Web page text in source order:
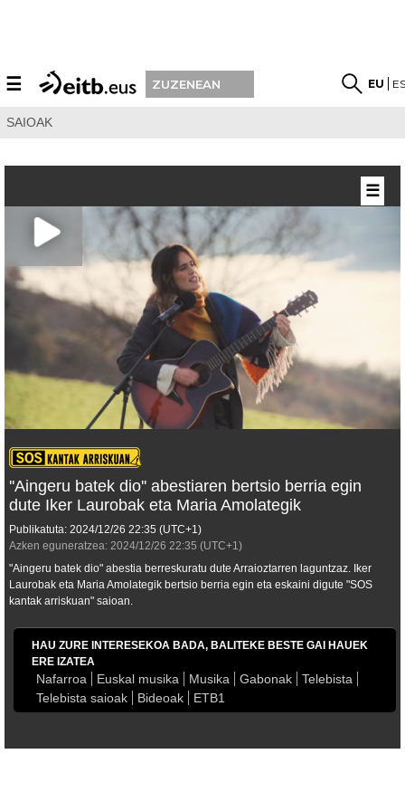
☰ ZUZENEAN EU
SAIOAK
''Aingeru batek dio'' abestiaren bertsio berria egin
dute Iker Laurobak eta Maria Amolategik
Publikatuta: 2024/12/26 22:35 (UTC+1)
Azken eguneratzea: 2024/12/26 22:35 (UTC+1)
"Aingeru batek dio" abestia berreskuratu dute Arraioztarren laguntzaz. Iker
Laurobak eta Maria Amolategik bertsio berria egin eta eskaini digute "SOS
kantak arriskuan" saioan.
HAU ZURE INTERESEKOA BADA, BALITEKE BESTE GAI HAUEK
ERE IZATEA
Nafarroa Euskal musika Musika Gabonak
Telebista
Telebista saioak
Bideoak ETB1
☰